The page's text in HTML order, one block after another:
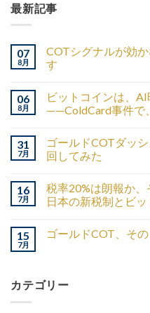
最新記事
07
8月
COTシグナルが効
す
06
8月
ビットコインは、
——ColdCard事件で
31
7月
ゴールドCOTダッ
回してみた
16
7月
税率20%は朗報か
日本の新税制とビ
15
7月
ゴールドCOT、そ
カテゴリー